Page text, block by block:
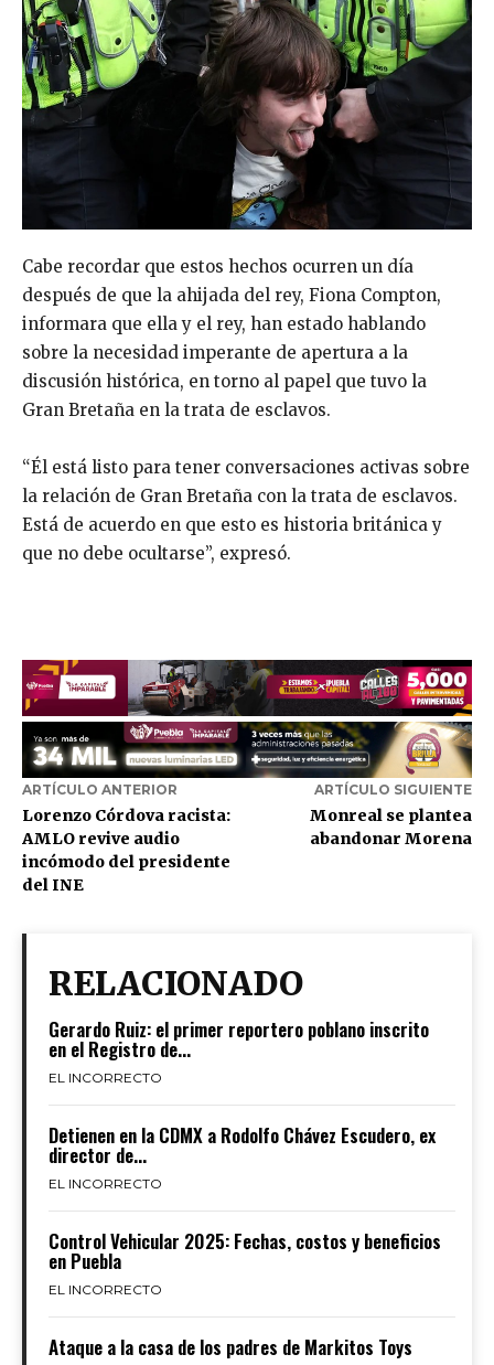
Cabe recordar que estos hechos ocurren un día
después de que la ahijada del rey, Fiona Compton,
informara que ella y el rey, han estado hablando
sobre la necesidad imperante de apertura a la
discusión histórica, en torno al papel que tuvo la
Gran Bretaña en la trata de esclavos.
“Él está listo para tener conversaciones activas sobre
la relación de Gran Bretaña con la trata de esclavos.
Está de acuerdo en que esto es historia británica y
que no debe ocultarse”, expresó.
ARTÍCULO ANTERIOR
Lorenzo Córdova racista:
AMLO revive audio
incómodo del presidente
del INE
ARTÍCULO SIGUIENTE
Monreal se plantea
abandonar Morena
RELACIONADO
Gerardo Ruiz: el primer reportero poblano inscrito
en el Registro de...
EL INCORRECTO
Detienen en la CDMX a Rodolfo Chávez Escudero, ex
director de...
EL INCORRECTO
Control Vehicular 2025: Fechas, costos y beneficios
en Puebla
EL INCORRECTO
Ataque a la casa de los padres de Markitos Toys